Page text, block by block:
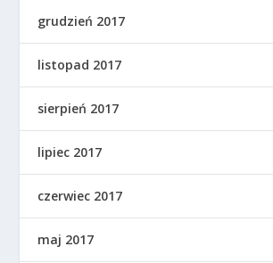
grudzień 2017
listopad 2017
sierpień 2017
lipiec 2017
czerwiec 2017
maj 2017